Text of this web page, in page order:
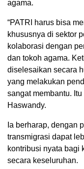
agama.
“PATRI harus bisa
khususnya di sektor
kolaborasi dengan
dan tokoh agama.
diselesaikan secara
yang melakukan
sangat membantu.
Haswandy.
Ia berharap, dengan
transmigrasi dapat
kontribusi nyata bagi
secara keseluruhan.